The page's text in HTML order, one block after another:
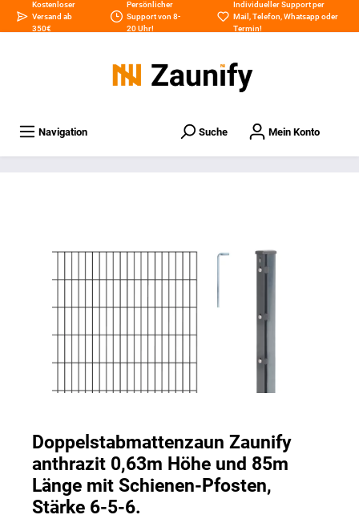
Kostenloser
Versand ab
350€
Persönlicher
Support von 8-
20 Uhr!
Individueller Support per
Mail,Telefon,Whatsappoder
Termin!
Navigation Suche Mein Konto
Doppelstabmattenzaun Zaunify
anthrazit 0,63m Höhe und 85m
Länge mit Schienen-Pfosten,
Stärke 6-5-6.